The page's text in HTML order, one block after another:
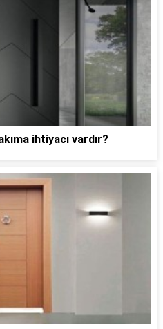
ihtiyacı vardır?